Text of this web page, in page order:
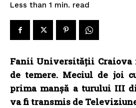
Less than 1 min. read
Fanii Universității Craiova
de temere. Meciul de joi
prima manșă a turului III
va fi transmis de